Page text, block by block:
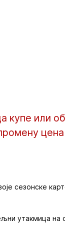
купе или
сезонске
утакмица на